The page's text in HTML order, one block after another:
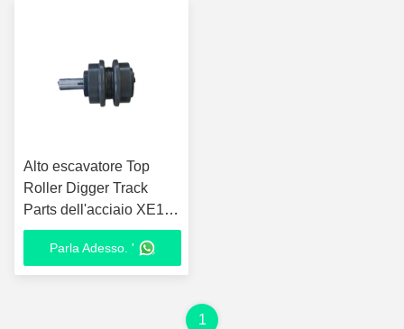
Alto escavatore Top
Roller Digger Track
Parts dell'acciaio XE175
di durevolezza
Parla Adesso. '
1